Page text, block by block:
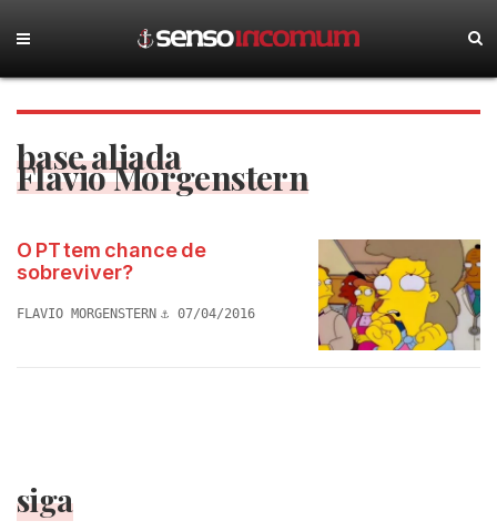
base aliada
Flavio Morgenstern
O PT tem chance de
sobreviver?
FLAVIO MORGENSTERN 07/04/2016
siga